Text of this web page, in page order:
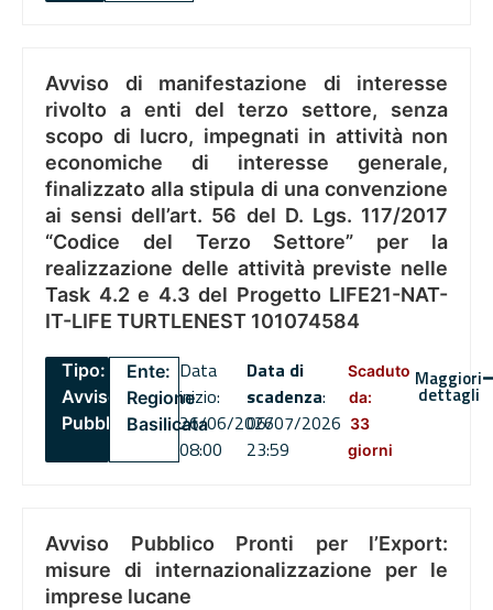
Avviso di manifestazione di interesse
rivolto a enti del terzo settore, senza
scopo di lucro, impegnati in attività non
economiche di interesse generale,
finalizzato alla stipula di una convenzione
ai sensi dell’art. 56 del D. Lgs. 117/2017
“Codice del Terzo Settore” per la
realizzazione delle attività previste nelle
Task 4.2 e 4.3 del Progetto LIFE21-NAT-
IT-LIFE TURTLENEST 101074584
Tipo:
Avviso
Pubblico
Ente:
Regione
Basilicata
Data
inizio:
26/06/2026
08:00
Data di
scadenza:
06/07/2026
23:59
Scaduto
da:
33
giorni
Maggiori
dettagli
Avviso Pubblico Pronti per l’Export:
misure di internazionalizzazione per le
imprese lucane